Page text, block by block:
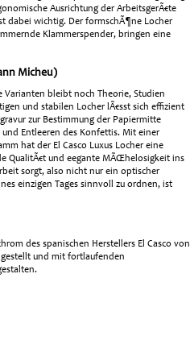
Ausrichtung der ArbeitsgerÃ€te
dabei wichtig. Der formschÃ¶ne Locher
Klammerspender, bringen eine
Micheu)
bleibt noch Theorie, Studien
und stabilen Locher lÃ€sst sich effizient
zur Bestimmung der Papiermitte
Entleeren des Konfettis. Mit einer
hat der El Casco Luxus Locher eine
QualitÃ€t und eegante MÃŒhelosigkeit ins
sorgt, also nicht nur ein optischer
einzigen Tages sinnvoll zu ordnen, ist
des spanischen Herstellers El Casco von
und mit fortlaufenden